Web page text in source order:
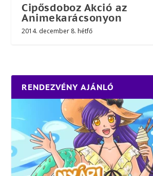
Cipősdoboz Akció az
Animekarácsonyon
2014. december 8. hétfő
RENDEZVÉNY AJÁNLÓ